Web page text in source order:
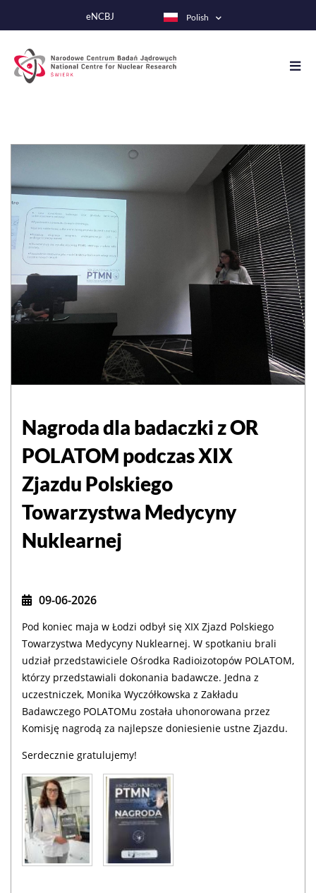
do
eNCBJ Polish
Nagroda dla badaczki z OR
POLATOM podczas XIX
Zjazdu Polskiego
Towarzystwa Medycyny
Nuklearnej
09-06-2026
Pod koniec maja w Łodzi odbył się XIX Zjazd Polskiego
Towarzystwa Medycyny Nuklearnej. W spotkaniu brali
udział przedstawiciele Ośrodka Radioizotopów POLATOM,
którzy przedstawiali dokonania badawcze. Jedna z
uczestniczek, Monika Wyczółkowska z Zakładu
Badawczego POLATOMu została uhonorowana przez
Komisję nagrodą za najlepsze doniesienie ustne Zjazdu.
Serdecznie gratulujemy!